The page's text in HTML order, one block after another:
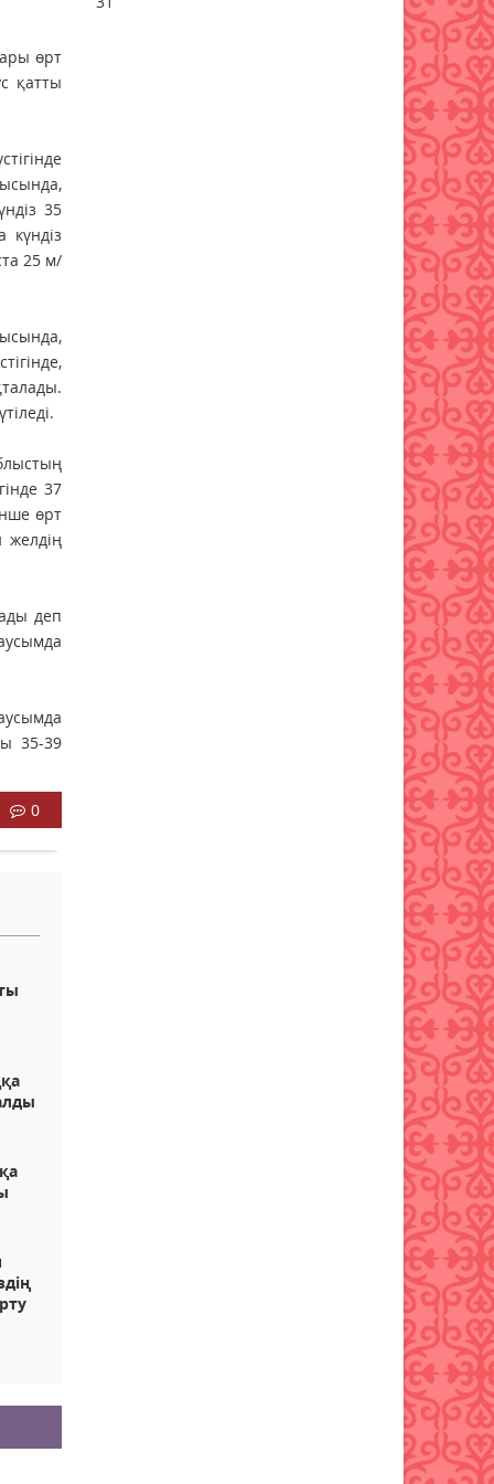
өрт
қатты
35
күндіз
25 м/
37
өрт
желдің
деп
35-39
0